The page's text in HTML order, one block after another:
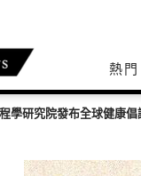
熱門